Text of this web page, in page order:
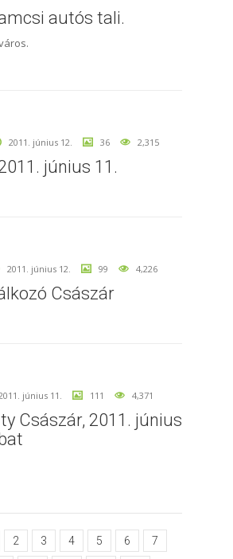
autós tali.
2011. június 12. 36 2,315
június 11.
2011. június 12. 99 4,226
Császár
június 11. 111 4,371
Császár, 2011. június
2 3 4 5 6 7